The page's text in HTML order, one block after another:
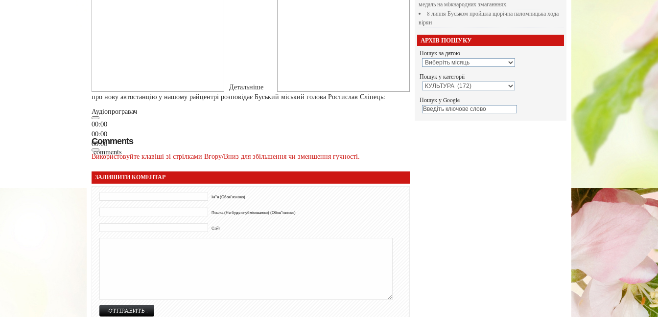
Детальніше
про нову автостанцію у нашому райцентрі розповідає Буський міський голова Ростислав Сліпець:
Аудіопрогравач
00:00
00:00
00:00
Використовуйте клавіші зі стрілками Вгору/Вниз для збільшення чи зменшення гучності.
Comments
comments
ЗАЛИШИТИ КОМЕНТАР
Ім"я (Обов"язково)
Пошта (Не буде опублікованою) (Обов"язково)
Сайт
медаль на міжнародних змаганннях.
8 липня Буськом пройшла щорічна паломницька хода
вірян
АРХІВ ПОШУКУ
Пошук за датою
Пошук у категорії
Пошук у Google